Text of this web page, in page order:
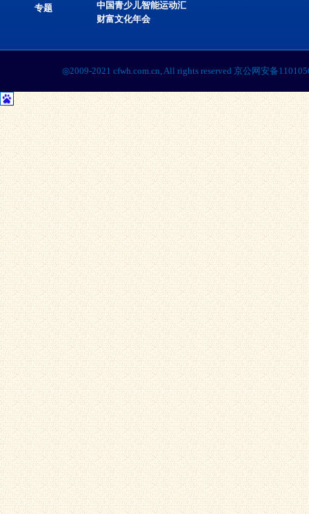
专题
中国青少儿智能运动汇
财富文化年会
◎2009-2021 cfwh.com.cn, All rights reserved 京公网安备